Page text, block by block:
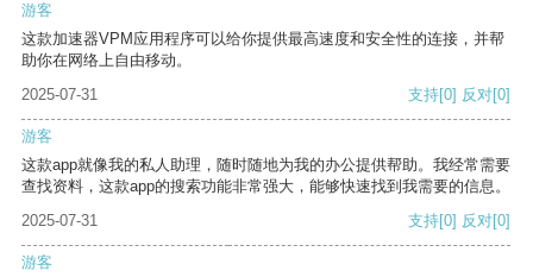
游客
这款加速器VPM应用程序可以给你提供最高速度和安全性的连接，并帮
助你在网络上自由移动。
2025-07-31
支持[0] 反对[0]
游客
这款app就像我的私人助理，随时随地为我的办公提供帮助。我经常需要
查找资料，这款app的搜索功能非常强大，能够快速找到我需要的信息。
2025-07-31
支持[0] 反对[0]
游客